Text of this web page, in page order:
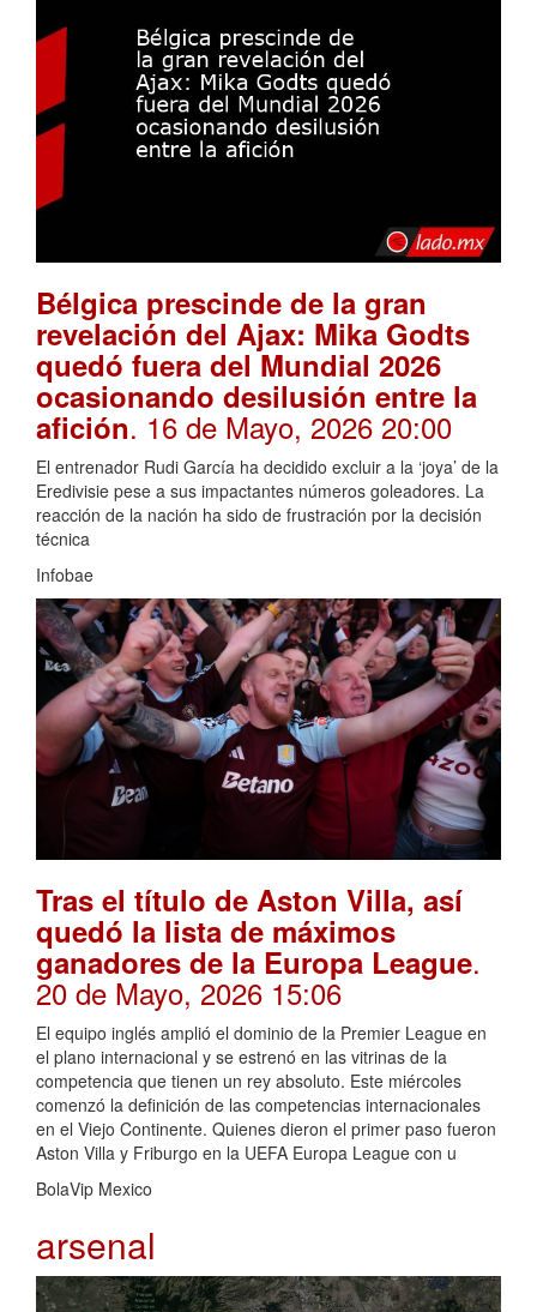
Bélgica prescinde de la gran
revelación del Ajax: Mika Godts
quedó fuera del Mundial 2026
ocasionando desilusión entre la
afición. 16 de Mayo, 2026 20:00
El entrenador Rudi García ha decidido excluir a la ‘joya’ de la
Eredivisie pese a sus impactantes números goleadores. La
reacción de la nación ha sido de frustración por la decisión
técnica
Infobae
Tras el título de Aston Villa, así
quedó la lista de máximos
ganadores de la Europa League.
20 de Mayo, 2026 15:06
El equipo inglés amplió el dominio de la Premier League en
el plano internacional y se estrenó en las vitrinas de la
competencia que tienen un rey absoluto. Este miércoles
comenzó la definición de las competencias internacionales
en el Viejo Continente. Quienes dieron el primer paso fueron
Aston Villa y Friburgo en la UEFA Europa League con u
BolaVip Mexico
arsenal